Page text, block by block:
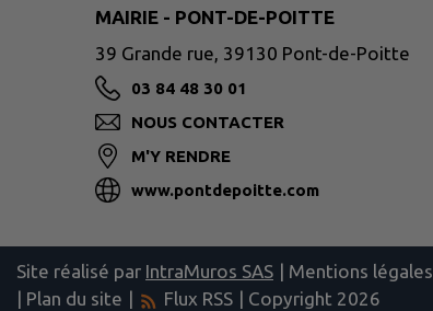
MAIRIE - PONT-DE-POITTE
39 Grande rue, 39130 Pont-de-Poitte
03 84 48 30 01
NOUS CONTACTER
M'Y RENDRE
www.pontdepoitte.com
Site réalisé par IntraMuros SAS Mentions légales
Plan du site Flux RSS | Copyright 2026